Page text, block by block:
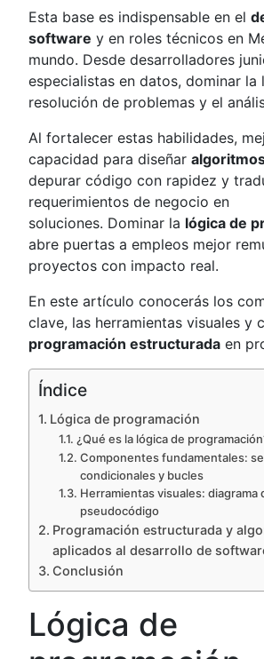
Esta base es indispensable en el
software y en roles técnicos en
mundo. Desde desarrolladores
especialistas en datos, dominar la
resolución de problemas y el
Al fortalecer estas habilidades,
capacidad para diseñar
depurar código con rapidez y
requerimientos de negocio en
soluciones. Dominar la lógica de
abre puertas a empleos mejor
proyectos con impacto real.
En este artículo conocerás los
clave, las herramientas visuales y
programación estructurada en
Índice
Lógica de programación
¿Qué es la lógica de
Componentes fundamentales:
condicionales y bucles
Herramientas visuales: diagrama
pseudocódigo
Programación estructurada y
aplicados al desarrollo de
Conclusión
Lógica de